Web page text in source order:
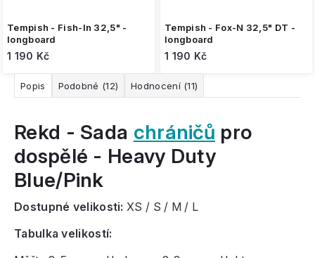
Tempish - Fish-In 32,5" -
longboard
1 190 Kč
Tempish - Fox-N 32,5" DT -
longboard
1 190 Kč
Popis Podobné (12) Hodnocení (11)
Rekd - Sada chráničů pro
dospělé - Heavy Duty
Blue/Pink
Dostupné velikosti: XS / S / M / L
Tabulka velikostí: